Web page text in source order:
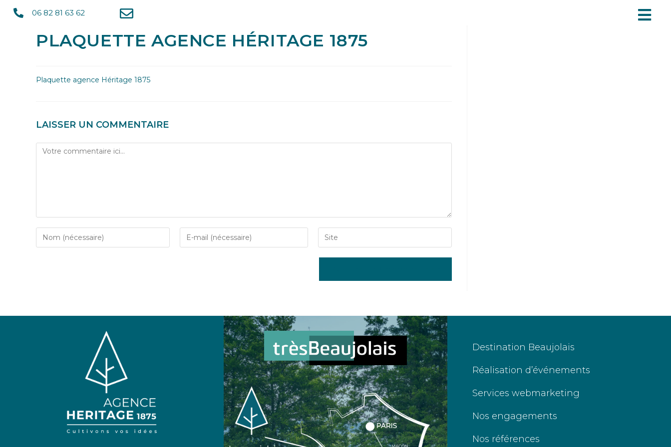
06 82 81 63 62
PLAQUETTE AGENCE HÉRITAGE 1875
Plaquette agence Héritage 1875
LAISSER UN COMMENTAIRE
Destination Beaujolais
Réalisation d’événements
Services webmarketing
Nos engagements
Nos références